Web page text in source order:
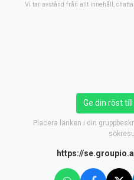
Vi tar avstånd från allt innehåll,
Ge din röst
Placera länken i din
https://